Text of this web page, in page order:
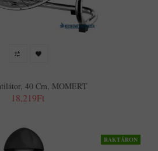
40 Cm, MOMERT
18,219Ft
RAKTÁRON